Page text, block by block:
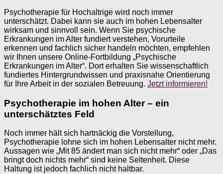
Psychotherapie für Hochaltrige wird noch immer
unterschätzt. Dabei kann sie auch im hohen Lebensalter
wirksam und sinnvoll sein. Wenn Sie psychische
Erkrankungen im Alter fundiert verstehen, Vorurteile
erkennen und fachlich sicher handeln möchten, empfehlen
wir Ihnen unsere Online-Fortbildung „Psychische
Erkrankungen im Alter“. Dort erhalten Sie wissenschaftlich
fundiertes Hintergrundwissen und praxisnahe Orientierung
für Ihre Arbeit in der sozialen Betreuung. Jetzt informieren!
Psychotherapie im hohen Alter – ein
unterschätztes Feld
Noch immer hält sich hartnäckig die Vorstellung,
Psychotherapie lohne sich im hohen Lebensalter nicht mehr.
Aussagen wie „Mit 85 ändert man sich nicht mehr“ oder „Das
bringt doch nichts mehr“ sind keine Seltenheit. Diese
Haltung ist jedoch fachlich nicht haltbar.